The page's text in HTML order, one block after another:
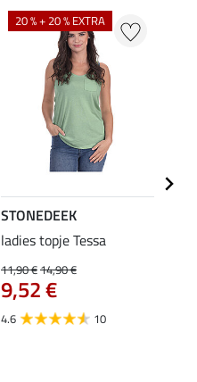
20 % + 20 % EXTRA
STONEDEEK
ladies topje Tessa
11,90 €14,90 €
9,52 €
4.6 10